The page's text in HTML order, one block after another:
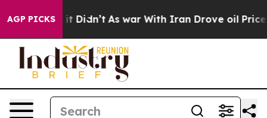
AGP PICKS
it Didn’t As war With Iran Drove oil Prices